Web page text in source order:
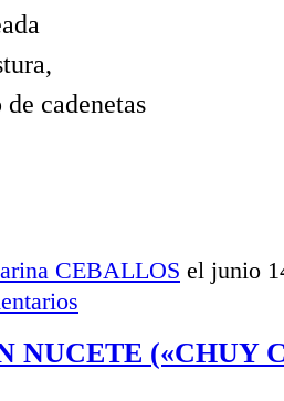
cadenetas
CEBALLOS el junio
NUCETE («CHUY